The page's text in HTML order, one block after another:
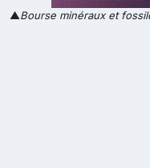
▲Bourse minéraux et